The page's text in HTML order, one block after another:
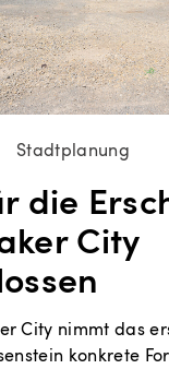
Stadtplanung
die
City
City nimmt das
konkrete